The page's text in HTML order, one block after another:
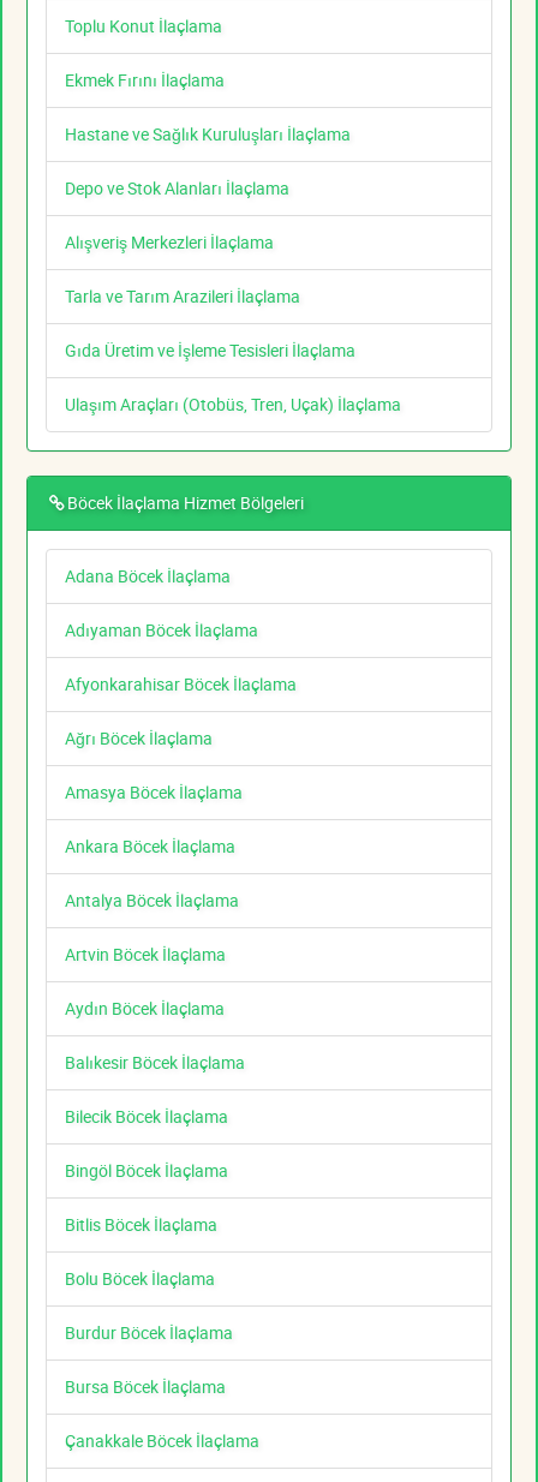
Toplu Konut İlaçlama
Ekmek Fırını İlaçlama
Hastane ve Sağlık Kuruluşları İlaçlama
Depo ve Stok Alanları İlaçlama
Alışveriş Merkezleri İlaçlama
Tarla ve Tarım Arazileri İlaçlama
Gıda Üretim ve İşleme Tesisleri İlaçlama
Ulaşım Araçları (Otobüs, Tren, Uçak) İlaçlama
Böcek İlaçlama Hizmet Bölgeleri
Adana Böcek İlaçlama
Adıyaman Böcek İlaçlama
Afyonkarahisar Böcek İlaçlama
Ağrı Böcek İlaçlama
Amasya Böcek İlaçlama
Ankara Böcek İlaçlama
Antalya Böcek İlaçlama
Artvin Böcek İlaçlama
Aydın Böcek İlaçlama
Balıkesir Böcek İlaçlama
Bilecik Böcek İlaçlama
Bingöl Böcek İlaçlama
Bitlis Böcek İlaçlama
Bolu Böcek İlaçlama
Burdur Böcek İlaçlama
Bursa Böcek İlaçlama
Çanakkale Böcek İlaçlama